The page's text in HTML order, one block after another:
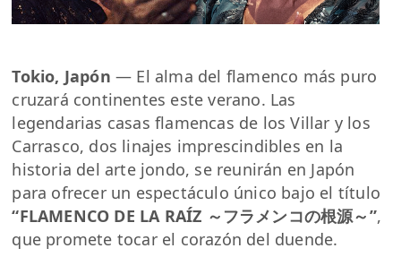
Tokio, Japón — El alma del flamenco más puro
cruzará continentes este verano. Las
legendarias casas flamencas de los Villar y los
Carrasco, dos linajes imprescindibles en la
historia del arte jondo, se reunirán en Japón
para ofrecer un espectáculo único bajo el título
“FLAMENCO DE LA RAÍZ ～フラメンコの根源～”,
que promete tocar el corazón del duende.